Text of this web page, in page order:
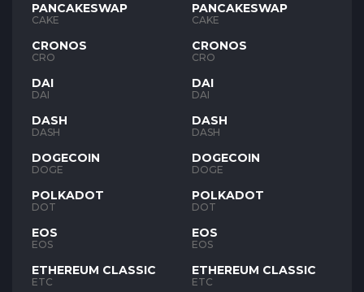
PANCAKESWAP
CAKE
CRONOS
CRO
DAI
DAI
DASH
DASH
DOGECOIN
DOGE
POLKADOT
DOT
EOS
EOS
ETHEREUM CLASSIC
ETC
PANCAKESWAP
CAKE
CRONOS
CRO
DAI
DAI
DASH
DASH
DOGECOIN
DOGE
POLKADOT
DOT
EOS
EOS
ETHEREUM CLASSIC
ETC